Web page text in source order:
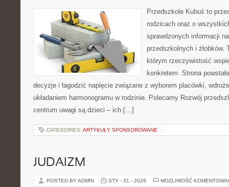
Przedszkole Kubuś to
rodzicach oraz o
sprawdzonych informacji
przedszkolnych i żłobków.
którym rzeczywistość
konkretem. Strona
decyzje i łagodzić napięcie związane z wyborem placówki,
układaniem harmonogramu w rodzinie. Polecamy Rozwój
centrum uwagi są dzieci – ich […]
CATEGORIES: ARTYKUŁY SPONSOROWANE
JUDAIZM
POSTED BY ADMIN STY - 31 - 2026 MOŻLIWOŚĆ